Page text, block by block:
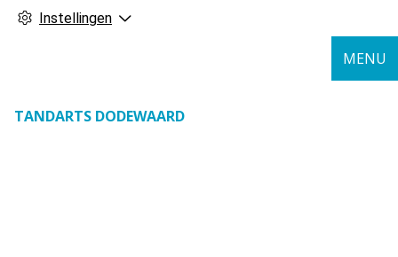
Instellingen
TANDARTS DODEWAARD
MENU